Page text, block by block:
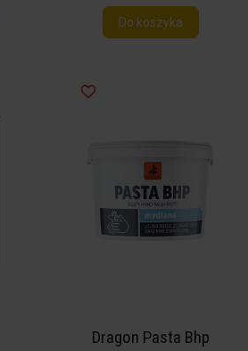
Do koszyka
Dragon Pasta Bhp